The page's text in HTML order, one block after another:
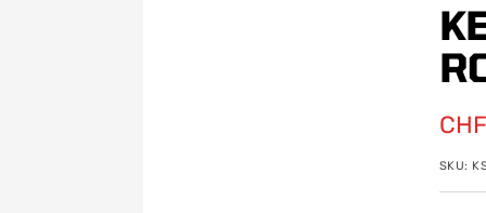
SKU: